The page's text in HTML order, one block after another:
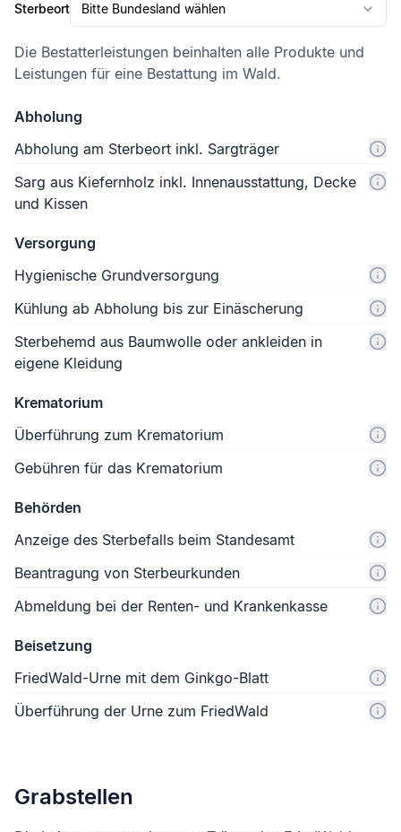
Sterbeort Bitte Bundesland wählen
Die Bestatterleistungen beinhalten alle Produkte und
Leistungen für eine Bestattung im Wald.
Abholung
Abholung am Sterbeort inkl. Sargträger
Sarg aus Kiefernholz inkl. Innenausstattung, Decke
und Kissen
Versorgung
Hygienische Grundversorgung
Kühlung ab Abholung bis zur Einäscherung
Sterbehemd aus Baumwolle oder ankleiden in
eigene Kleidung
Krematorium
Überführung zum Krematorium
Gebühren für das Krematorium
Behörden
Anzeige des Sterbefalls beim Standesamt
Beantragung von Sterbeurkunden
Abmeldung bei der Renten- und Krankenkasse
Beisetzung
FriedWald-Urne mit dem Ginkgo-Blatt
Überführung der Urne zum FriedWald
Grabstellen